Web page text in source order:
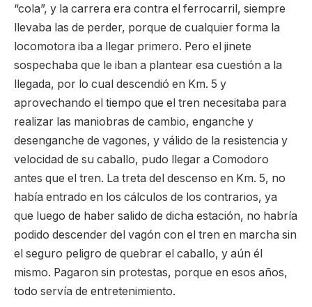
“cola”, y la carrera era contra el ferrocarril, siempre
llevaba las de perder, porque de cualquier forma la
locomotora iba a llegar primero. Pero el jinete
sospechaba que le iban a plantear esa cuestión a la
llegada, por lo cual descendió en Km. 5 y
aprovechando el tiempo que el tren necesitaba para
realizar las maniobras de cambio, enganche y
desenganche de vagones, y válido de la resistencia y
velocidad de su caballo, pudo llegar a Comodoro
antes que el tren. La treta del descenso en Km. 5, no
había entrado en los cálculos de los contrarios, ya
que luego de haber salido de dicha estación, no habría
podido descender del vagón con el tren en marcha sin
el seguro peligro de quebrar el caballo, y aún él
mismo. Pagaron sin protestas, porque en esos años,
todo servía de entretenimiento.